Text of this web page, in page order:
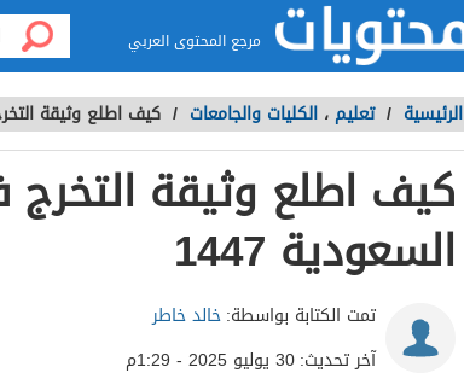
مرجع المحتوى العربي
الرئيسية / تعليم ، الكليات والجامعات / كيف اطلع وثيقة
كيف اطلع وثيقة
السعودية 1447
تمت الكتابة بواسطة:خالد خاطر
آخر تحديث:30 يوليو 2025 - 1:29م